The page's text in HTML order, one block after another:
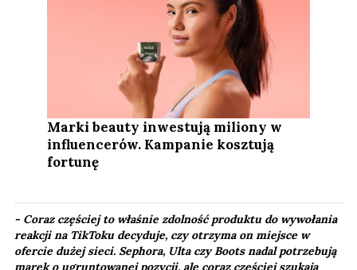
Marki beauty inwestują miliony w
influencerów. Kampanie kosztują
fortunę
- Coraz częściej to właśnie zdolność produktu do wywołania
reakcji na TikToku decyduje, czy otrzyma on miejsce w
ofercie dużej sieci. Sephora, Ulta czy Boots nadal potrzebują